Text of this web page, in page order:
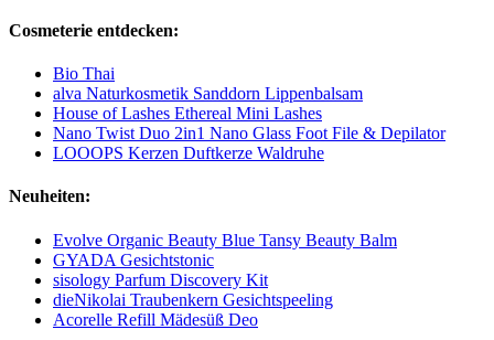
Cosmeterie entdecken:
Bio Thai
alva Naturkosmetik Sanddorn Lippenbalsam
House of Lashes Ethereal Mini Lashes
Nano Twist Duo 2in1 Nano Glass Foot File & Depilator
LOOOPS Kerzen Duftkerze Waldruhe
Neuheiten:
Evolve Organic Beauty Blue Tansy Beauty Balm
GYADA Gesichtstonic
sisology Parfum Discovery Kit
dieNikolai Traubenkern Gesichtspeeling
Acorelle Refill Mädesüß Deo